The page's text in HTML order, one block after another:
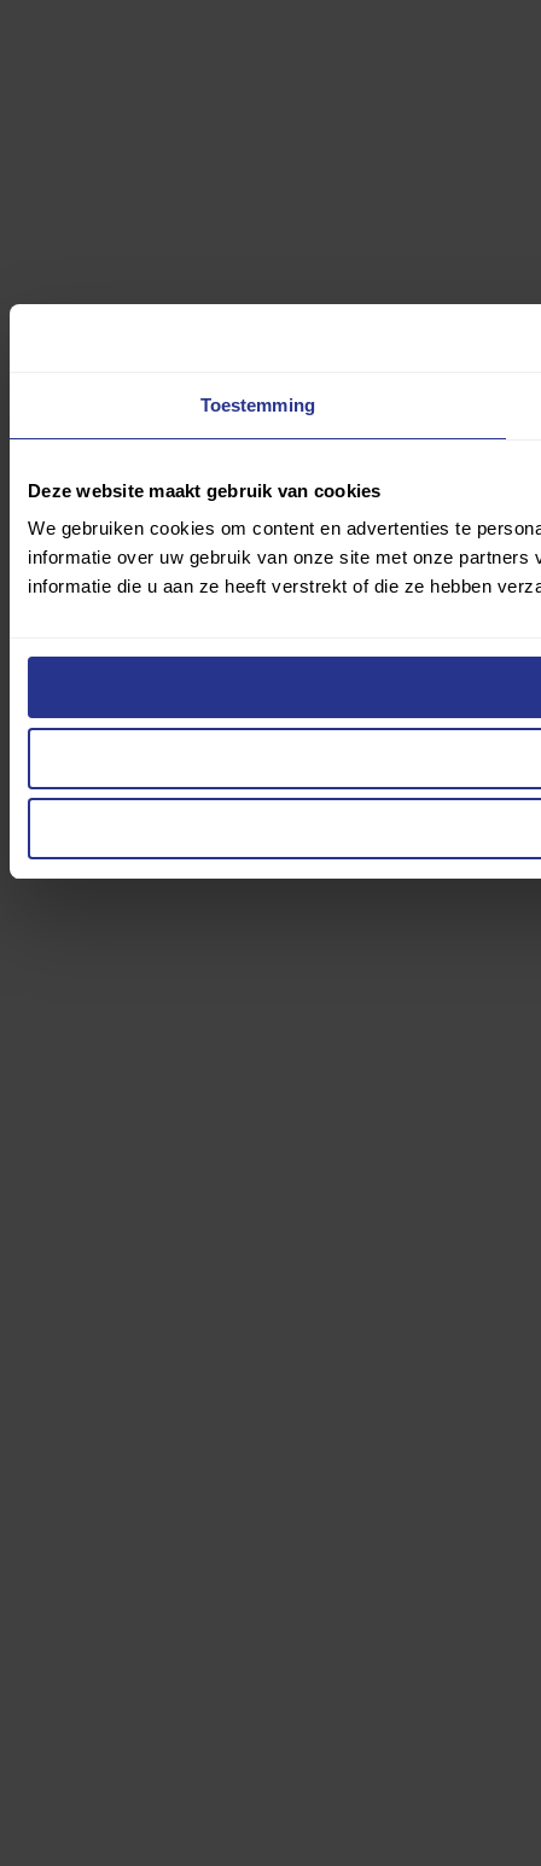
Toestemming
Deze website maakt gebruik van cookies
We gebruiken cookies om content en advertenties te
informatie over uw gebruik van onze site met onze
informatie die u aan ze heeft verstrekt of die ze hebben